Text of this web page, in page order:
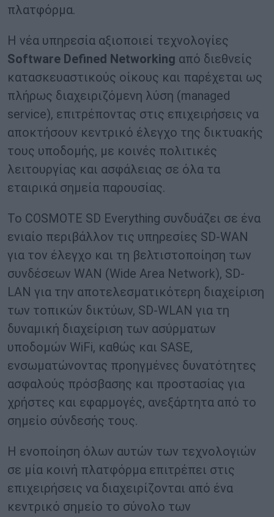
πλατφόρμα.
Η νέα υπηρεσία αξιοποιεί τεχνολογίες
Software Defined Networking από διεθνείς
κατασκευαστικούς οίκους και παρέχεται ως
πλήρως διαχειριζόμενη λύση (managed
service), επιτρέποντας στις επιχειρήσεις να
αποκτήσουν κεντρικό έλεγχο της δικτυακής
τους υποδομής, με κοινές πολιτικές
λειτουργίας και ασφάλειας σε όλα τα
εταιρικά σημεία παρουσίας.
Το COSMOTE SD Everything συνδυάζει σε ένα
ενιαίο περιβάλλον τις υπηρεσίες SD-WAN
για τον έλεγχο και τη βελτιστοποίηση των
συνδέσεων WAN (Wide Area Network), SD-
LAN για την αποτελεσματικότερη διαχείριση
των τοπικών δικτύων, SD-WLAN για τη
δυναμική διαχείριση των ασύρματων
υποδομών WiFi, καθώς και SASE,
ενσωματώνοντας προηγμένες δυνατότητες
ασφαλούς πρόσβασης και προστασίας για
χρήστες και εφαρμογές, ανεξάρτητα από το
σημείο σύνδεσής τους.
Η ενοποίηση όλων αυτών των τεχνολογιών
σε μία κοινή πλατφόρμα επιτρέπει στις
επιχειρήσεις να διαχειρίζονται από ένα
κεντρικό σημείο το σύνολο των